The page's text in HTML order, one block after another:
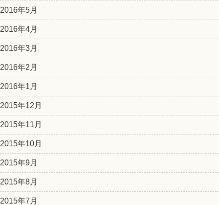
2016年5月
2016年4月
2016年3月
2016年2月
2016年1月
2015年12月
2015年11月
2015年10月
2015年9月
2015年8月
2015年7月